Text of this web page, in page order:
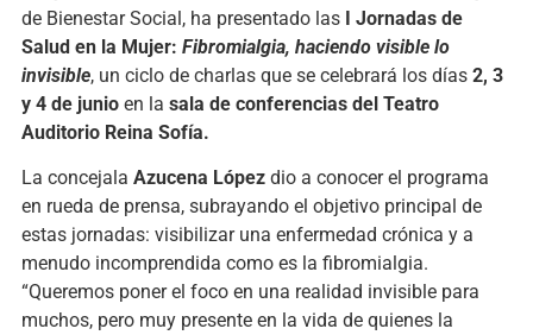
de Bienestar Social, ha presentado las I Jornadas de
Salud en la Mujer: Fibromialgia, haciendo visible lo
invisible, un ciclo de charlas que se celebrará los días 2, 3
y 4 de junioen la sala de conferencias del Teatro
Auditorio Reina Sofía.
La concejala Azucena Lópezdio a conocer el programa
en rueda de prensa, subrayando el objetivo principal de
estas jornadas: visibilizar una enfermedad crónica y a
menudo incomprendida como es la fibromialgia.
“Queremos poner el foco en una realidad invisible para
muchos, pero muy presente en la vida de quienes la